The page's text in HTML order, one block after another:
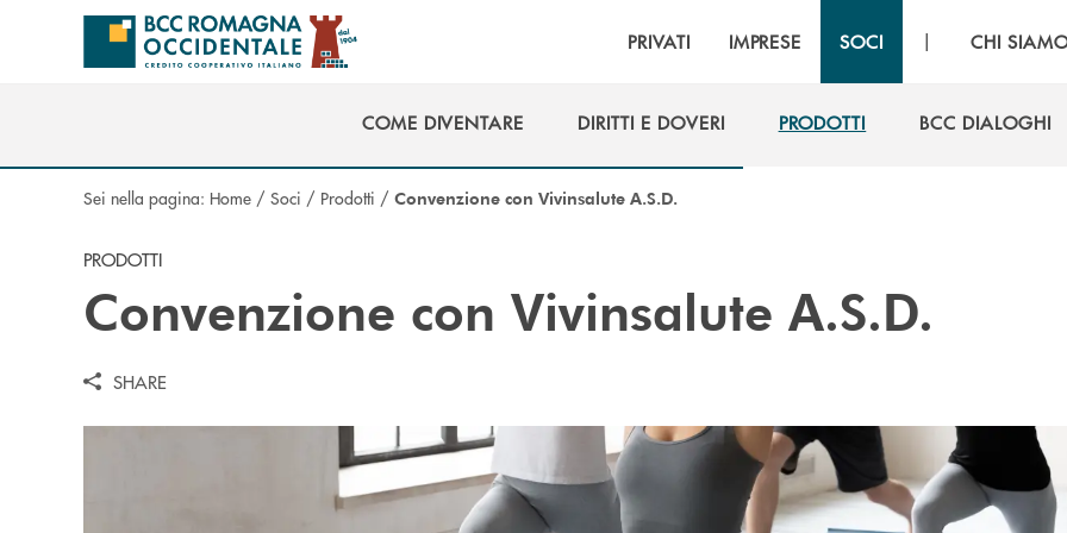
Salta al contenuto principale
PRIVATI IMPRESE SOCI | CHI
COME DIVENTARE
DIRITTI E DOVERI
PRODOTTI
BCC DIALOGHI
Sei nella pagina: Home / Soci / Prodotti / Convenzione con Vivinsalute A.S.D.
PRODOTTI
Convenzione con Vivinsalute A.S.D.
SHARE